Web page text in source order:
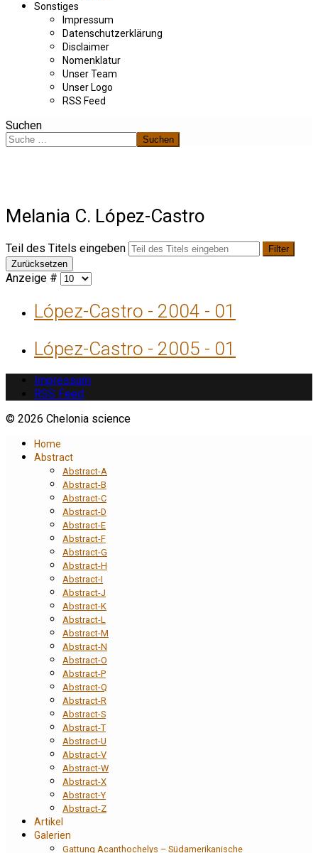
Sonstiges
Impressum
Datenschutzerklärung
Disclaimer
Nomenklatur
Unser Team
Unser Logo
RSS Feed
Suchen
Suchen
Melania C. López-Castro
Teil des Titels eingeben
Filter
Zurücksetzen
Anzeige #
López-Castro - 2004 - 01
López-Castro - 2005 - 01
Impressum
RSS Feed
© 2026 Chelonia science
Home
Abstract
Abstract-A
Abstract-B
Abstract-C
Abstract-D
Abstract-E
Abstract-F
Abstract-G
Abstract-H
Abstract-I
Abstract-J
Abstract-K
Abstract-L
Abstract-M
Abstract-N
Abstract-O
Abstract-P
Abstract-Q
Abstract-R
Abstract-S
Abstract-T
Abstract-U
Abstract-V
Abstract-W
Abstract-X
Abstract-Y
Abstract-Z
Artikel
Galerien
Gattung Acanthochelys – Südamerikanische